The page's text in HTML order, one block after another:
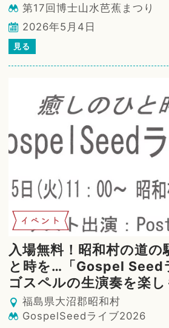
第17回博士山水芭蕉まつり
2026年5月4日
見る
イベント
入場無料！昭和村の道の
と時を…「Gospel Seed
ゴスペルの生演奏を楽し
福島県大沼郡昭和村
GospelSeedライブ2026